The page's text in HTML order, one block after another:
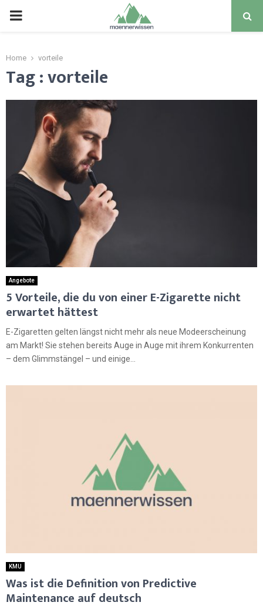
PRIMARY
Home vorteile
Tag : vorteile
Angebote
5 Vorteile, die du von einer E-Zigarette nicht
erwartet hättest
E-Zigaretten gelten längst nicht mehr als neue Modeerscheinung
am Markt! Sie stehen bereits Auge in Auge mit ihrem Konkurrenten
– dem Glimmstängel – und einige...
KMU
Was ist die Definition von Predictive
Maintenance auf deutsch